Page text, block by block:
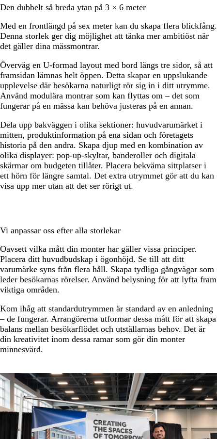
Den dubbelt så breda ytan på 3 × 6 meter
Med en frontlängd på sex meter kan du skapa flera blickfång.
Denna storlek ger dig möjlighet att tänka mer ambitiöst när
det gäller dina mässmontrar.
Överväg en U-formad layout med bord längs tre sidor, så att
framsidan lämnas helt öppen. Detta skapar en uppslukande
upplevelse där besökarna naturligt rör sig in i ditt utrymme.
Använd modulära montrar som kan flyttas om – det som
fungerar på en mässa kan behöva justeras på en annan.
Dela upp bakväggen i olika sektioner: huvudvarumärket i
mitten, produktinformation på ena sidan och företagets
historia på den andra. Skapa djup med en kombination av
olika displayer: pop-up-skyltar, banderoller och digitala
skärmar om budgeten tillåter. Placera bekväma sittplatser i
ett hörn för längre samtal. Det extra utrymmet gör att du kan
visa upp mer utan att det ser rörigt ut.
Vi anpassar oss efter alla storlekar
Oavsett vilka mått din monter har gäller vissa principer.
Placera ditt huvudbudskap i ögonhöjd. Se till att ditt
varumärke syns från flera håll. Skapa tydliga gångvägar som
leder besökarnas rörelser. Använd belysning för att lyfta fram
viktiga områden.
Kom ihåg att standardutrymmen är standard av en anledning
– de fungerar. Arrangörerna utformar dessa mått för att skapa
balans mellan besökarflödet och utställarnas behov. Det är
din kreativitet inom dessa ramar som gör din monter
minnesvärd.